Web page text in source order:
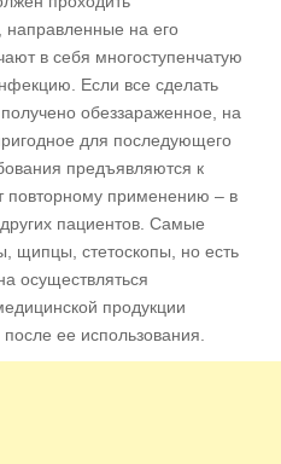
направленные на его
в себя многоступенчатую
Если все сделать
обеззараженное, на
для последующего
предъявляются к
повторному применению – в
пациентов. Самые
щипцы, стетоскопы, но есть
осуществляться
продукции
ее использования.